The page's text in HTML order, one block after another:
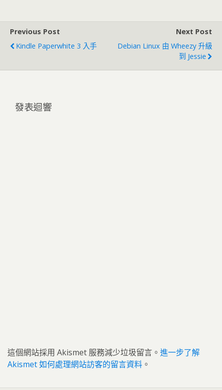
Previous Post
Kindle Paperwhite 3 入手
Next Post
Debian Linux 由 Wheezy 升級
到 Jessie
發表迴響
這個網站採用 Akismet 服務減少垃圾留言。 進一步了解
Akismet 如何處理網站訪客的留言資料 。